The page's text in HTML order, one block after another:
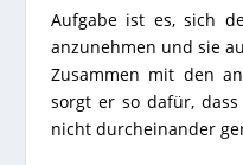
Aufgabe ist es, sich
anzunehmen und sie
Zusammen mit den
sorgt er so dafür,
nicht durcheinander